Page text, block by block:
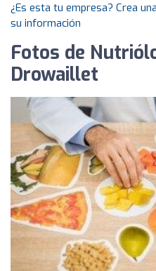
¿Es esta tu empresa? Crea
su información
Fotos de
Drowaillet